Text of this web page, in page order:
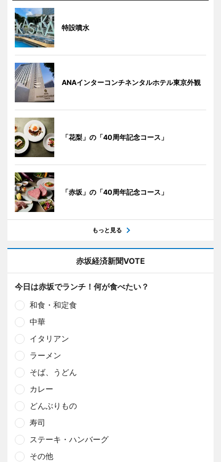
特設噴水
ANAインターコンチネンタルホテル東京外観
「花梨」の「40周年記念コース」
「赤坂」の「40周年記念コース」
もっと見る
赤坂経済新聞VOTE
今日は赤坂でランチ！何が食べたい？
和食・和定食
中華
イタリアン
ラーメン
そば、うどん
カレー
どんぶりもの
寿司
ステーキ・ハンバーグ
その他